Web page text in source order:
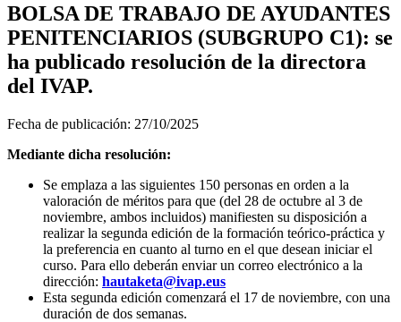
BOLSA DE TRABAJO DE AYUDANTES
PENITENCIARIOS (SUBGRUPO C1): se
ha publicado resolución de la directora
del IVAP.
Fecha de publicación: 27/10/2025
Mediante dicha resolución:
Se emplaza a las siguientes 150 personas en orden a la
valoración de méritos para que (del 28 de octubre al 3 de
noviembre, ambos incluidos) manifiesten su disposición a
realizar la segunda edición de la formación teórico-práctica y
la preferencia en cuanto al turno en el que desean iniciar el
curso. Para ello deberán enviar un correo electrónico a la
dirección: hautaketa@ivap.eus
Esta segunda edición comenzará el 17 de noviembre, con una
duración de dos semanas.